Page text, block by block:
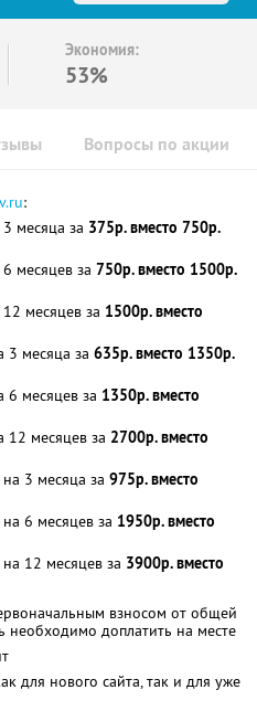
Экономия:
53%
Вопросы по акции
:
месяца за 375р. вместо 750р.
месяцев за 750р. вместо 1500р.
месяцев за 1500р. вместо
3 месяца за 635р. вместо 1350р.
6 месяцев за 1350р. вместо
12 месяцев за 2700р. вместо
3 месяца за 975р. вместо
6 месяцев за 1950р. вместо
12 месяцев за 3900р. вместо
взносом от общей
необходимо доплатить на месте
для нового сайта, так и для уже